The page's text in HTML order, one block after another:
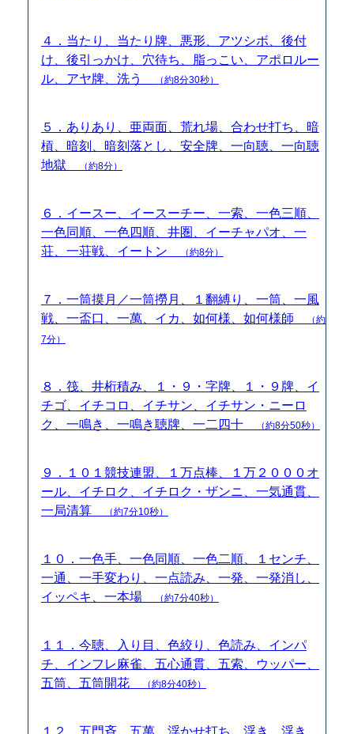
４．当たり、当たり牌、悪形、アツシボ、後付
け、後引っかけ、穴待ち、脂っこい、アポロルー
ル、アヤ牌、洗う
（約8分30秒）
５．ありあり、亜両面、荒れ場、合わせ打ち、暗
槓、暗刻、暗刻落とし、安全牌、一向聴、一向聴
地獄
（約8分）
６．イースー、イースーチー、一索、一色三順、
一色同順、一色四順、井圏、イーチャパオ、一
荘、一荘戦、イートン
（約8分）
７．一筒摸月／一筒撈月、１翻縛り、一筒、一風
戦、一盃口、一萬、イカ、如何様、如何様師
（約
7分）
８．筏、井桁積み、１・９・字牌、１・９牌、イ
チゴ、イチコロ、イチサン、イチサン・ニーロ
ク、一鳴き、一鳴き聴牌、一二四十
（約8分50秒）
９．１０１競技連盟、１万点棒、１万２０００オ
ール、イチロク、イチロク・ザンニ、一気通貫、
一局清算
（約7分10秒）
１０．一色手、一色同順、一色二順、１センチ、
一通、一手変わり、一点読み、一発、一発消し、
イッペキ、一本場
（約7分40秒）
１１．今聴、入り目、色絞り、色読み、インパ
チ、インフレ麻雀、五心通貫、五索、ウッパー、
五筒、五筒開花
（約8分40秒）
１２．五門斉、五萬、浮かせ打ち、浮き、浮き